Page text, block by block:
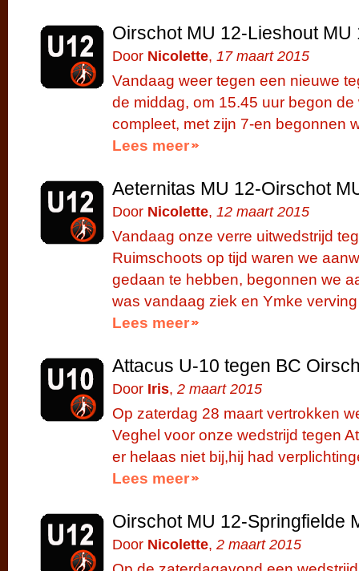
Oirschot MU 12-Lieshout MU
Door Nicolette, 17 maart 2015
Vandaag weer tegen een nieuwe
de middag, om 15.45 uur begon
compleet, met zijn 7-en begonnen
Lees meer
Aeternitas MU 12-Oirschot
Door Nicolette, 12 maart 2015
Vandaag onze verre uitwedstrijd
Ruimschoots op tijd waren we
gedaan te hebben, begonnen we
was vandaag ziek en Ymke
Lees meer
Attacus U-10 tegen BC
Door Iris, 2 maart 2015
Op zaterdag 28 maart vertrokken
Veghel voor onze wedstrijd tegen
er helaas niet bij,hij had
Lees meer
Oirschot MU 12-Springfielde
Door Nicolette, 2 maart 2015